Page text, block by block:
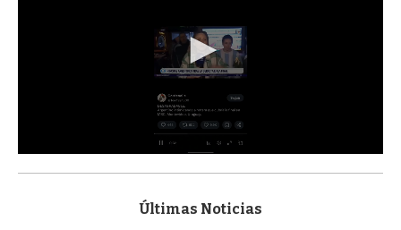
s
Últimas Noticias